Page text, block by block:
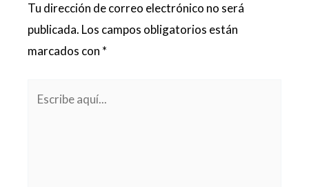
Tu dirección de correo electrónico no será
publicada. Los campos obligatorios están
marcados con *